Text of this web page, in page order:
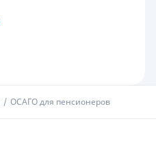
ОСАГО для пенсионеров